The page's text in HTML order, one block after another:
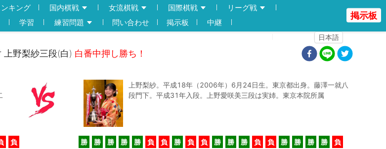
キング 国内棋戦 女流棋戦 国際棋戦
リーグ戦
学習 練習問題 問い合わせ 掲示板
中継
日本語
掲示板
野梨紗三段(白) 白番中押し勝ち！
上野梨紗。平成18年（2006年）6月24日生。東京都出身。藤澤一就八
段門下。平成31年入段。上野愛咲美三段は実姉。東京本院所属
負 勝 勝 勝 勝 勝 負 負 勝 負 負 勝 勝 勝 負 負 勝 勝 勝 勝 負